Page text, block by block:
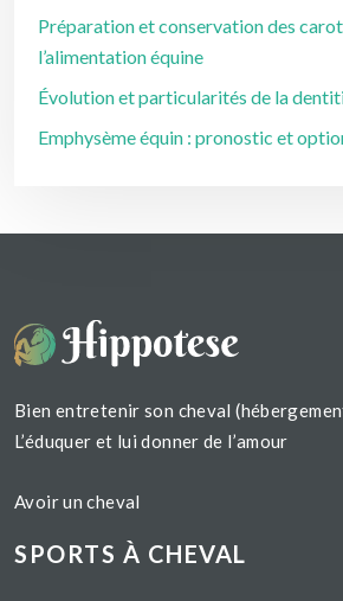
Préparation et conservation des
l’alimentation équine
Évolution et particularités de la
Emphysème équin : pronostic et
Bien entretenir son cheval
L’éduquer et lui donner de l’amour
Avoir un cheval
SPORTS À CHEVAL